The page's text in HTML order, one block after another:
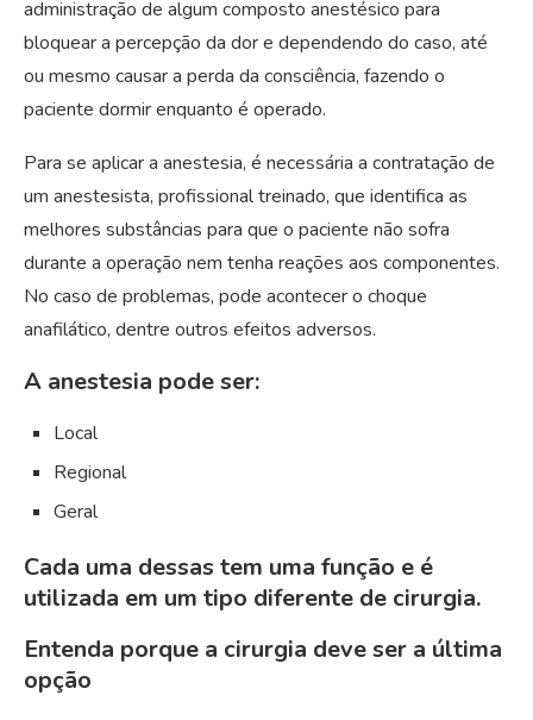
administração de algum composto anestésico para
bloquear a percepção da dor e dependendo do caso, até
ou mesmo causar a perda da consciência, fazendo o
paciente dormir enquanto é operado.
Para se aplicar a anestesia, é necessária a contratação de
um anestesista, profissional treinado, que identifica as
melhores substâncias para que o paciente não sofra
durante a operação nem tenha reações aos componentes.
No caso de problemas, pode acontecer o choque
anafilático, dentre outros efeitos adversos.
A anestesia pode ser:
Local
Regional
Geral
Cada uma dessas tem uma função e é
utilizada em um tipo diferente de cirurgia.
Entenda porque a cirurgia deve ser a última
opção